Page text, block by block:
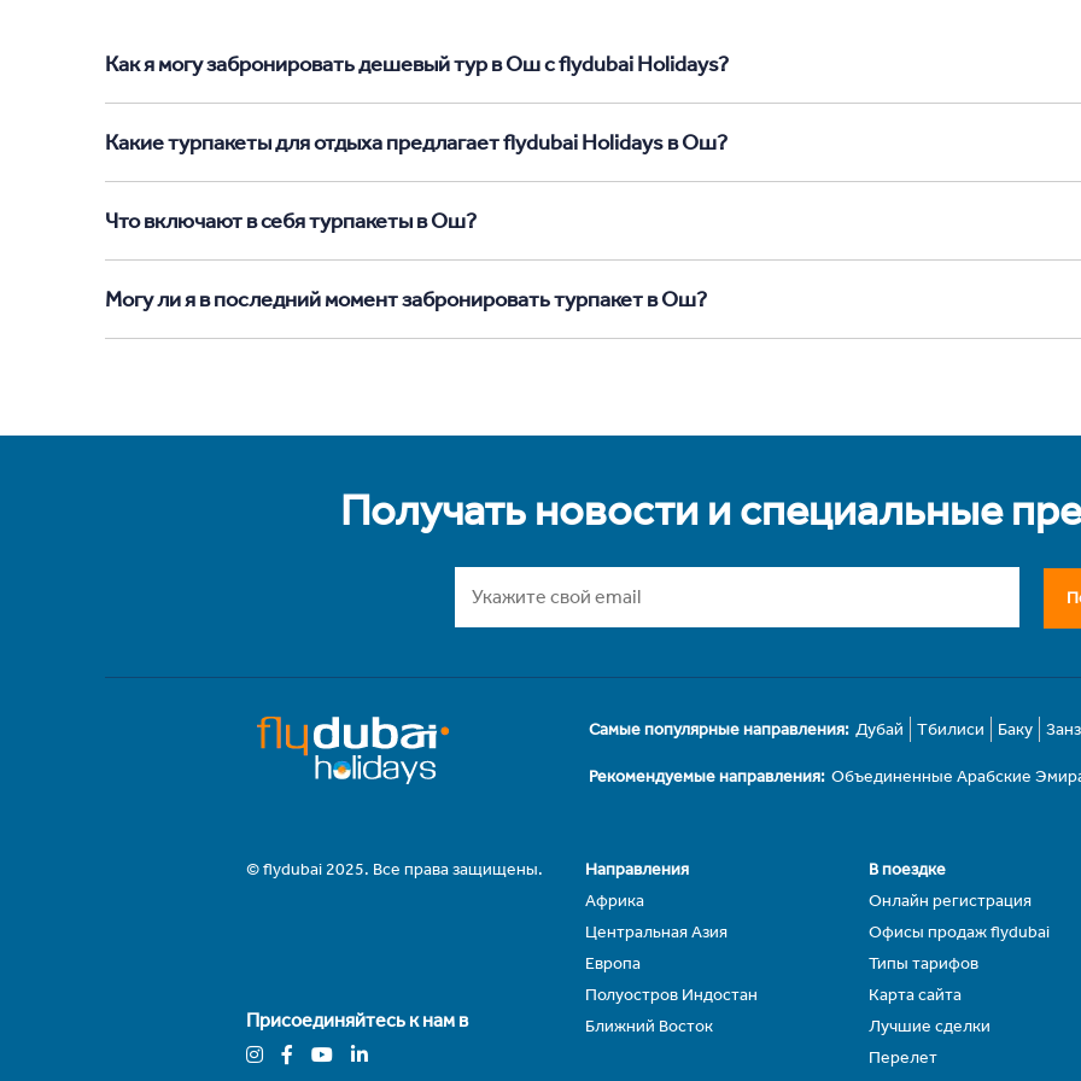
Как я могу забронировать дешевый тур в Ош с flydubai Holidays?
Какие турпакеты для отдыха предлагает flydubai Holidays в Ош?
Что включают в себя турпакеты в Ош?
Могу ли я в последний момент забронировать турпакет в Ош?
Получать новости и специальные
Самые популярные направления: Дубай Тбилиси Баку
Рекомендуемые направления: Объединенные Арабские
© flydubai 2025. Все права защищены.
Присоединяйтесь к нам в
Направления
Африка
Центральная Азия
Европа
Полуостров Индостан
Ближний Восток
В поездке
Онлайн регистрация
Офисы продаж flydubai
Типы тарифов
Карта сайта
Лучшие сделки
Перелет